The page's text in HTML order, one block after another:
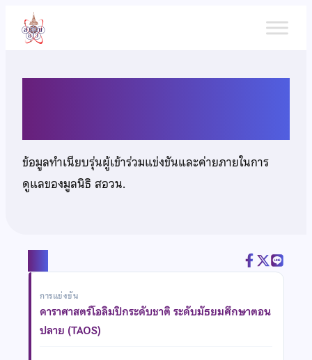
เนื้อหา
ข้อมูลทำเนียบรุ่นผู้เข้าร่วมแข่งขันและค่ายภายในการ
ดูแลของมูลนิธิ สอวน.
การแข่งขัน
ดาราศาสตร์โอลิมปิกระดับชาติ ระดับมัธยมศึกษาตอน
ปลาย (TAOS)